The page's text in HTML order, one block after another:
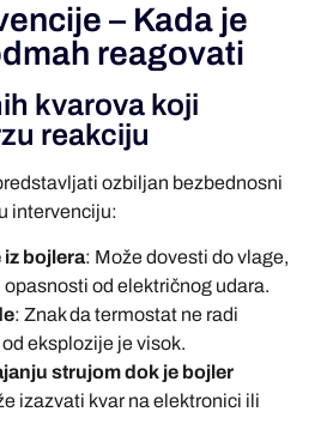
– Kada je
reagovati
kvarova koji
reakciju
ozbiljan bezbednosni
intervenciju:
iz bojlera: Može dovesti do vlage,
opasnosti od električnog udara.
: Znak da termostat ne radi
eksplozije je visok.
strujom dok je bojler
izazvati kvar na elektronici ili